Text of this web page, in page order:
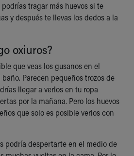
tragar más huevos si te
y después te llevas los dedos a la
oxiuros?
que veas los gusanos en el
Parecen pequeños trozos de
llegar a verlos en tu ropa
por la mañana. Pero los huevos
que solo es posible verlos con
podría despertarte en el medio de